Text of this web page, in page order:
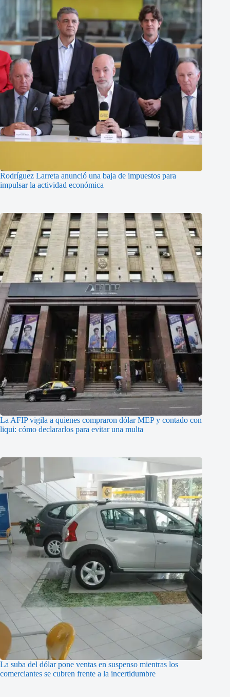
Rodríguez Larreta anunció una baja de impuestos para
impulsar la actividad económica
La AFIP vigila a quienes compraron dólar MEP y contado con
liqui: cómo declararlos para evitar una multa
La suba del dólar pone ventas en suspenso mientras los
comerciantes se cubren frente a la incertidumbre